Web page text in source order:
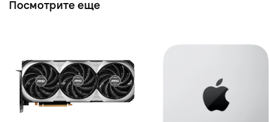
Посмотрите еще